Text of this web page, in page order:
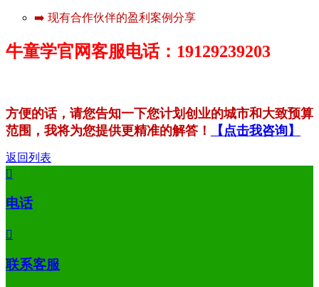
➡️ 现有合作伙伴的盈利案例分享
牛童学官网客服电话：19129239203
方便的话，请您告知一下您计划创业的城市和大致预算
范围，我将为您提供更精准的解答！
【点击我咨询】
返回列表

电话

联系客服